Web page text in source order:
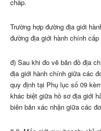
chấp.
Trường hợp đường địa giới
đường địa giới hành chính cấp
đ) Sau khi đo vẽ bản đồ địa
địa giới hành chính giữa các
quy định tại Phụ lục số 09
khác biệt giữa hồ sơ địa giới
biên bản xác nhận giữa các